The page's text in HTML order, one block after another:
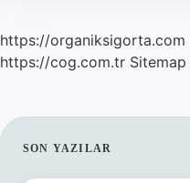
https://organiksigorta.com
https://cog.com.tr Sitemap
SIDEBAR
SON YAZILAR